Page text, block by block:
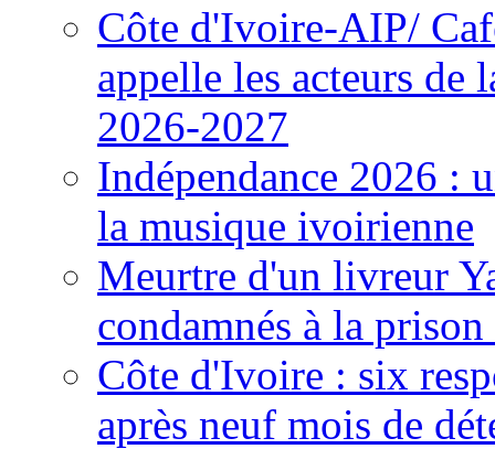
Côte d'Ivoire-AIP/
appelle les acteurs de
2026-2027
Indépendance 2026 :
la musique ivoirienne
Meurtre d'un livreur
condamnés à la
Côte d'Ivoire : six
après neuf mois de